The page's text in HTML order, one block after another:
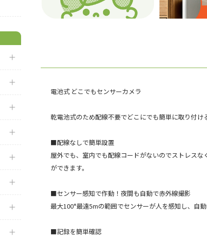
電池式 どこでもセンサーカメラ
乾電池式のため配線不要でどこにでも簡単に取り付け
■配線なしで簡単設置
屋外でも、室内でも配線コードがないのでストレス
ができます。
■センサー感知で作動！夜間も自動で赤外線撮影
最大100°最遠5mの範囲でセンサーが人を感知し、自
■記録を簡単確認